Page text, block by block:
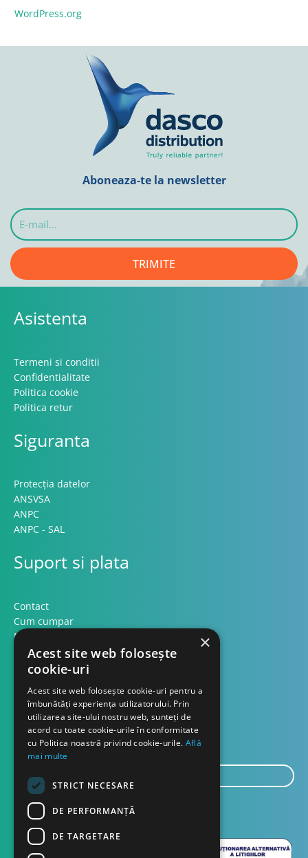
WordPress.org
Aboneaza-te la newsletter
E-
mail...
TRIMITE
Asistenta
Termeni si conditii
Confidentialitate
Politica cookie
Politica retur
Siguranta
Protecția datelor
ANSVSA
ANPC
ANPC - SAL
Suport si plata
Contact
Cum cumpar
Modalitati plata
Formular retur
Contact
Despre noi
Blog
mail...
TRIMITE
×
Acest site web folosește
cookie-uri
Acest site web folosește cookie-uri pentru a
îmbunătăți experiența utilizatorului. Prin
utilizarea site-ului nostru web, sunteți de
acord cu toate cookie-urile în conformitate
cu Politica noastră privind cookie-urile. Află
mai multe
STRICT NECESARE
DE PERFORMANȚĂ
DE TARGETARE